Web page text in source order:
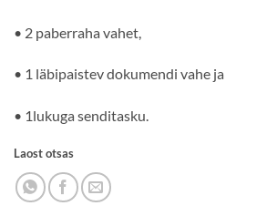
• 2 paberraha vahet,
• 1 läbipaistev dokumendi vahe ja
• 1lukuga senditasku.
Laost otsas